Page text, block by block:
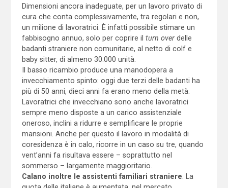
Dimensioni ancora inadeguate, per un lavoro privato di
cura che conta complessivamente, tra regolari e non,
un milione di lavoratrici. È infatti possibile stimare un
fabbisogno annuo, solo per coprire il turn overdelle
badanti straniere non comunitarie, al netto di colf e
baby sitter, di almeno 30.000 unità.
Il basso ricambio produce una manodopera a
invecchiamento spinto: oggi due terzi delle badanti ha
più di 50 anni, dieci anni fa erano meno della metà.
Lavoratrici che invecchiano sono anche lavoratrici
sempre meno disposte a un carico assistenziale
oneroso, inclini a ridurre e semplificare le proprie
mansioni. Anche per questo il lavoro in modalità di
coresidenza è in calo, ricorre in un caso su tre, quando
vent’anni fa risultava essere – soprattutto nel
sommerso – largamente maggioritario.
Calano inoltre le assistenti familiari straniere . La